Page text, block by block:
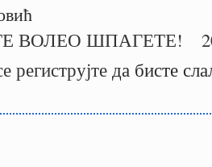
ВОЛЕО ШПАГЕТЕ!
региструјтеда бисте